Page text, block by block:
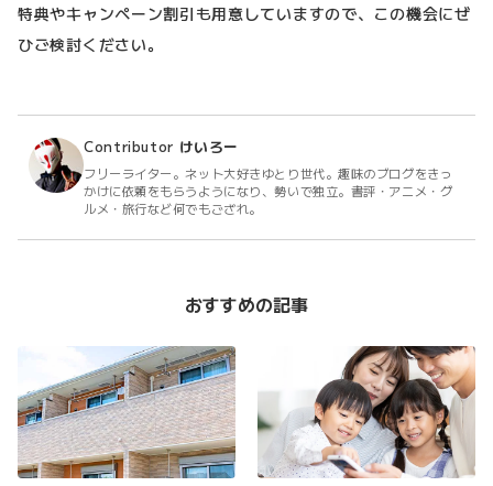
特典やキャンペーン割引も用意していますので、この機会にぜ
ひご検討ください。
Contributor けいろー
フリーライター。ネット大好きゆとり世代。趣味のブログをきっ
かけに依頼をもらうようになり、勢いで独立。書評・アニメ・グ
ルメ・旅行など何でもござれ。
おすすめの記事